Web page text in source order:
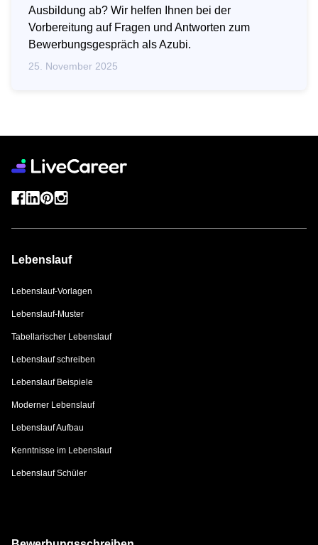
Ausbildung ab? Wir helfen Ihnen bei der
Vorbereitung auf Fragen und Antworten zum
Bewerbungsgespräch als Azubi.
25. November 2025
Lebenslauf
Lebenslauf-Vorlagen
Lebenslauf-Muster
Tabellarischer Lebenslauf
Lebenslauf schreiben
Lebenslauf Beispiele
Moderner Lebenslauf
Lebenslauf Aufbau
Kenntnisse im Lebenslauf
Lebenslauf Schüler